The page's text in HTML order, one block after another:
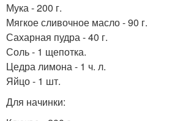
Мука - 200 г.
Мягкое сливочное масло - 90 г.
Сахарная пудра - 40 г.
Соль - 1 щепотка.
Цедра лимона - 1 ч. л.
Яйцо - 1 шт.
Для начинки: